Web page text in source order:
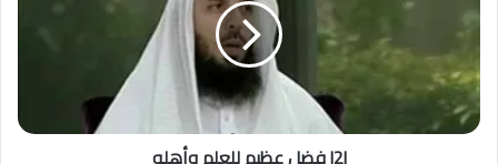
للعلم
وأهله